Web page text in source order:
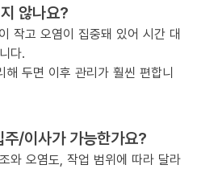
않나요?
작고 오염이 집중돼 있어 시간 대
다.
두면 이후 관리가 훨씬 편합니
/이사가 가능한가요?
와 오염도, 작업 범위에 따라 달라